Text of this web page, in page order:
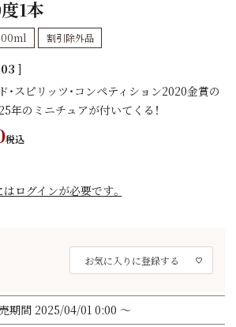
1本
割引除外品
・スピリッツ・コンペティション2020金賞の
年のミニチュアが付いてくる！
税込
ログインが必要です。
お気に入りに登録する
期間 2025/04/01 0:00 〜